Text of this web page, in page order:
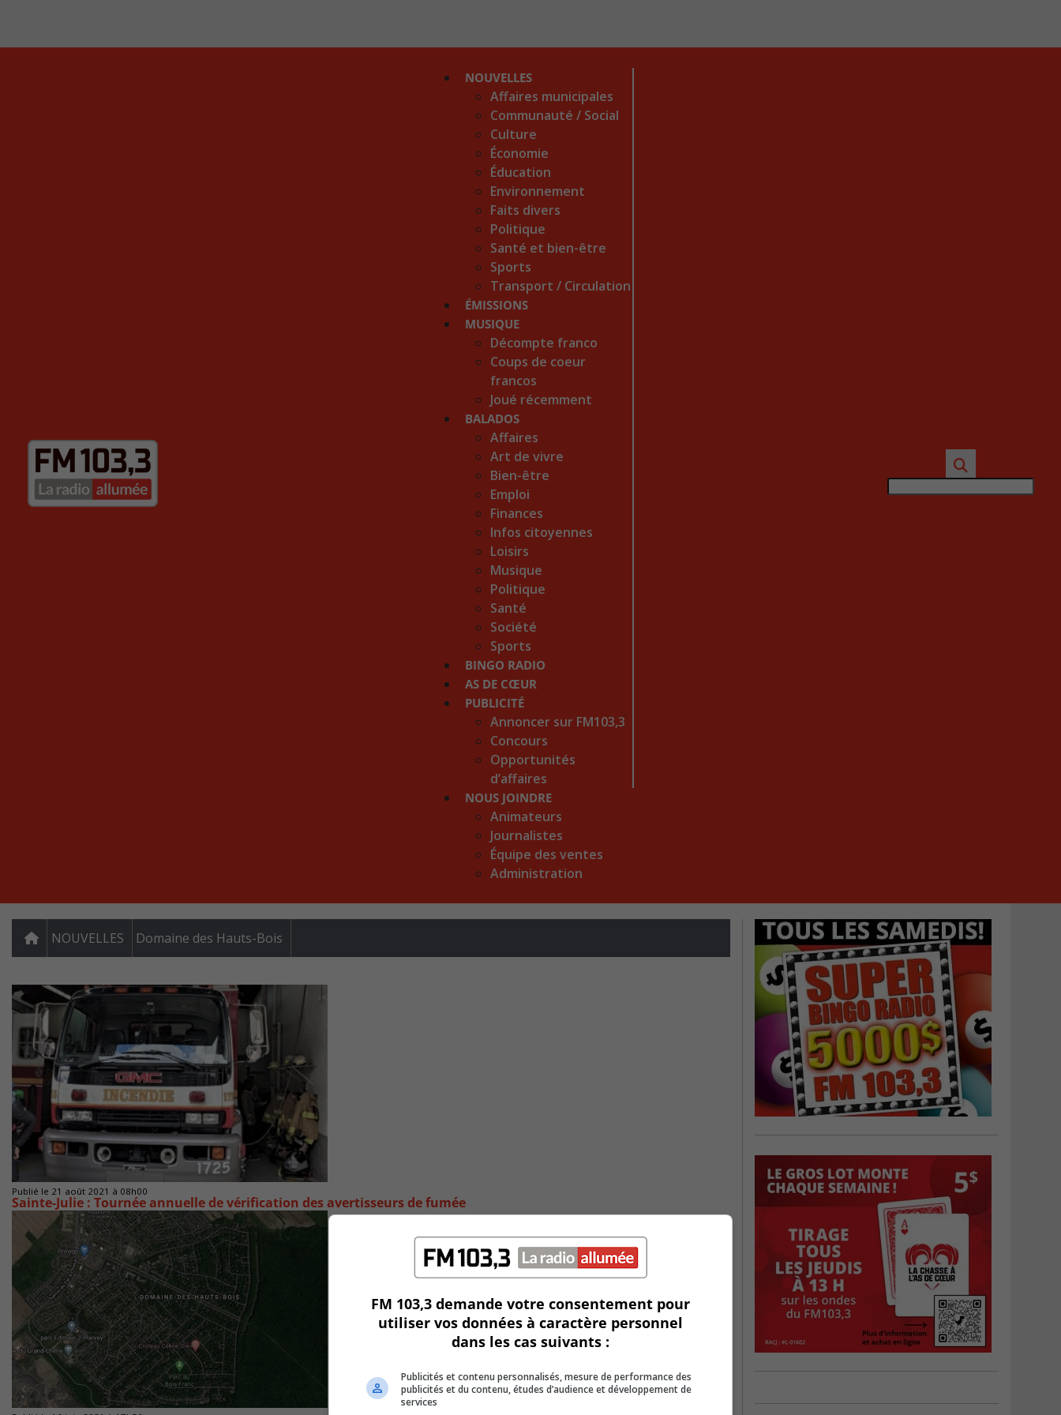
NOUVELLES
Affaires municipales
Communauté / Social
Culture
Économie
Éducation
Environnement
Faits divers
Politique
Santé et bien-être
Sports
Transport / Circulation
ÉMISSIONS
MUSIQUE
Décompte franco
Coups de coeur
francos
Joué récemment
BALADOS
Affaires
Art de vivre
Bien-être
Emploi
Finances
Infos citoyennes
Loisirs
Musique
Politique
Santé
Société
Sports
BINGO RADIO
AS DE CŒUR
PUBLICITÉ
Annoncer sur FM103,3
Concours
Opportunités
d’affaires
NOUS JOINDRE
Animateurs
Journalistes
Équipe des ventes
Administration
NOUVELLES Domaine des Hauts-Bois
Publié le 21 août 2021 à 08h00
Sainte-Julie : Tournée annuelle de vérification des avertisseurs de fumée
FM 103,3 demande votre consentement pour
utiliser vos données à caractère personnel
dans les cas suivants :
Publicités et contenu personnalisés, mesure de performance des
publicités et du contenu, études d’audience et développement de
services